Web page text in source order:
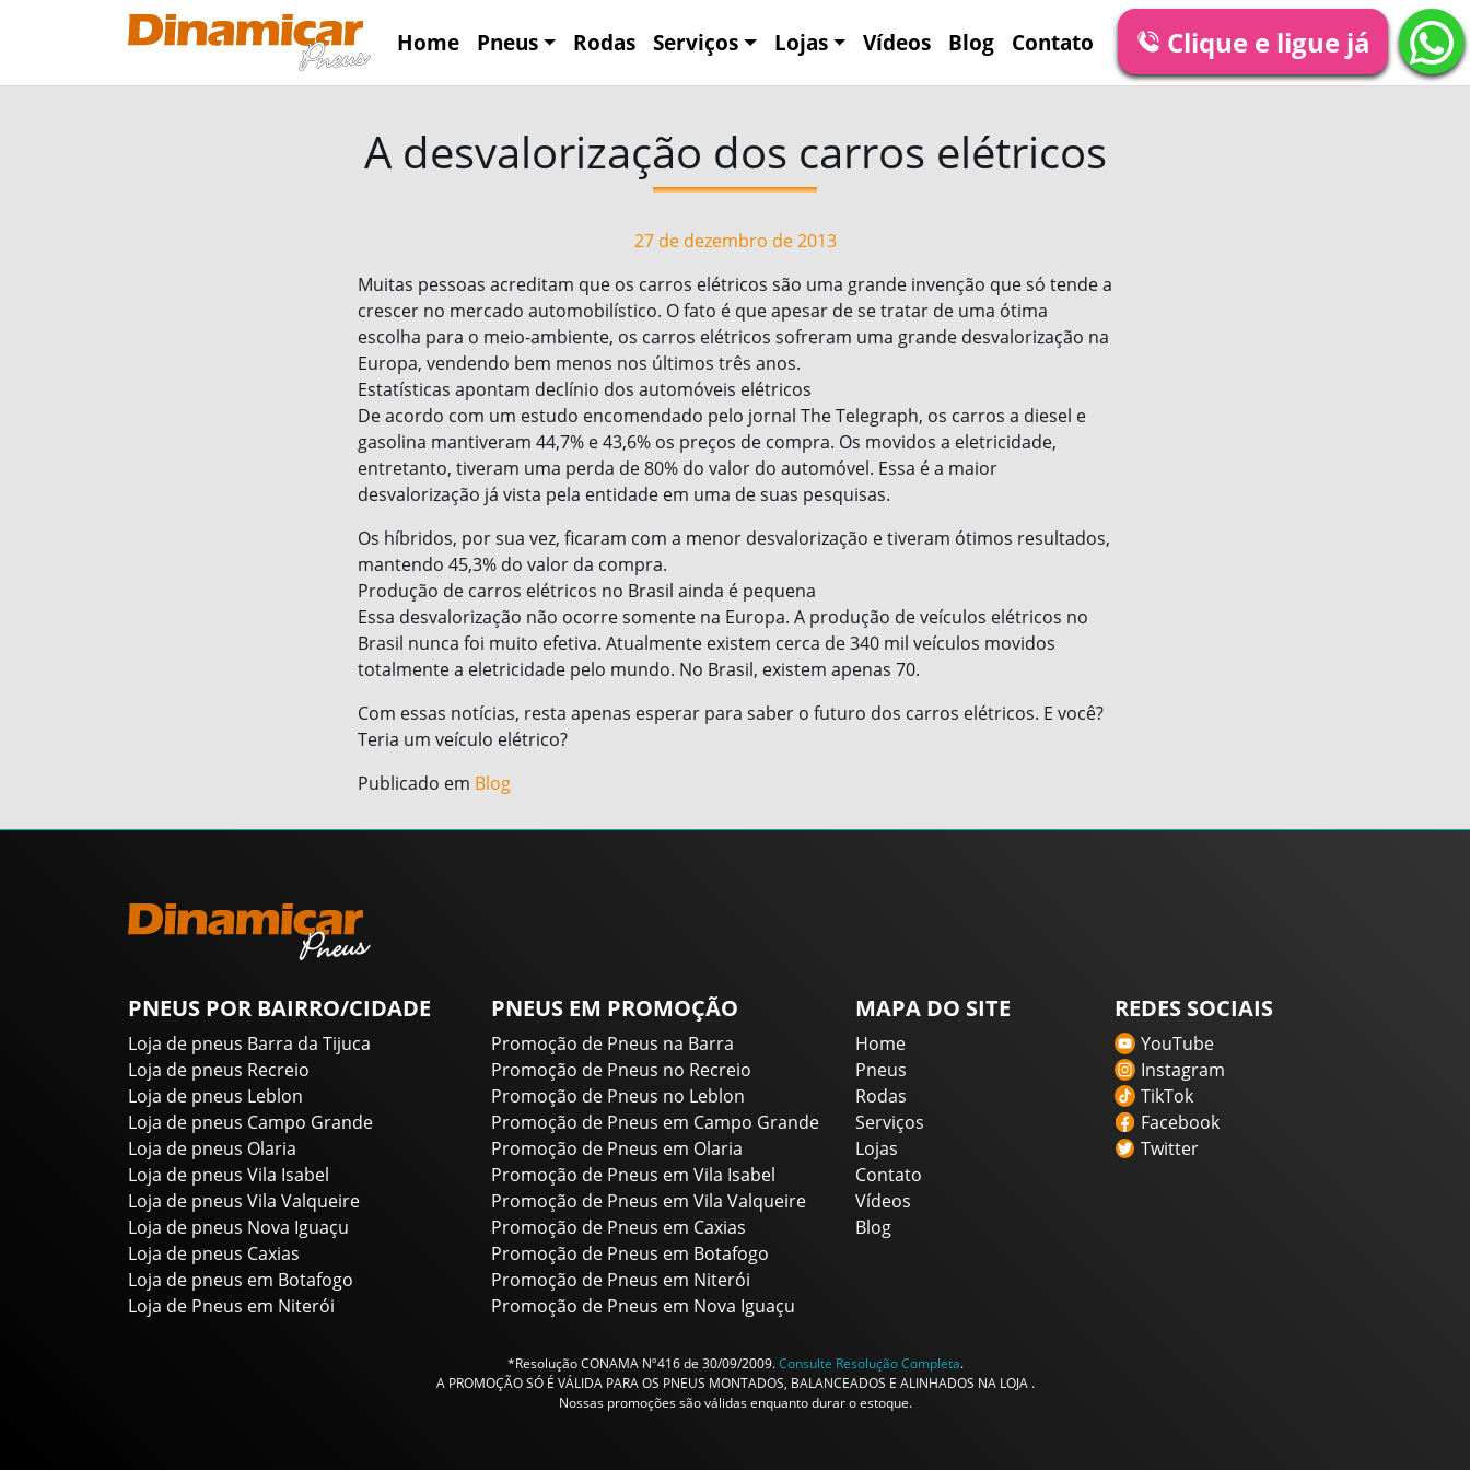
Home Pneus Rodas Serviços Lojas Vídeos Blog Contato Clique e ligue já
A desvalorização dos carros elétricos
27 de dezembro de 2013
Muitas pessoas acreditam que os carros elétricos são uma grande invenção que só tende a
crescer no mercado automobilístico. O fato é que apesar de se tratar de uma ótima
escolha para o meio-ambiente, os carros elétricos sofreram uma grande desvalorização na
Europa, vendendo bem menos nos últimos três anos.
Estatísticas apontam declínio dos automóveis elétricos
De acordo com um estudo encomendado pelo jornal The Telegraph, os carros a diesel e
gasolina mantiveram 44,7% e 43,6% os preços de compra. Os movidos a eletricidade,
entretanto, tiveram uma perda de 80% do valor do automóvel. Essa é a maior
desvalorização já vista pela entidade em uma de suas pesquisas.
Os híbridos, por sua vez, ficaram com a menor desvalorização e tiveram ótimos resultados,
mantendo 45,3% do valor da compra.
Produção de carros elétricos no Brasil ainda é pequena
Essa desvalorização não ocorre somente na Europa. A produção de veículos elétricos no
Brasil nunca foi muito efetiva. Atualmente existem cerca de 340 mil veículos movidos
totalmente a eletricidade pelo mundo. No Brasil, existem apenas 70.
Com essas notícias, resta apenas esperar para saber o futuro dos carros elétricos. E você?
Teria um veículo elétrico?
Publicado em Blog
PNEUS POR BAIRRO/CIDADE
Loja de pneus Barra da Tijuca
Loja de pneus Recreio
Loja de pneus Leblon
Loja de pneus Campo Grande
Loja de pneus Olaria
Loja de pneus Vila Isabel
Loja de pneus Vila Valqueire
Loja de pneus Nova Iguaçu
Loja de pneus Caxias
Loja de pneus em Botafogo
Loja de Pneus em Niterói
PNEUS EM PROMOÇÃO
Promoção de Pneus na Barra
Promoção de Pneus no Recreio
Promoção de Pneus no Leblon
Promoção de Pneus em Campo Grande
Promoção de Pneus em Olaria
Promoção de Pneus em Vila Isabel
Promoção de Pneus em Vila Valqueire
Promoção de Pneus em Caxias
Promoção de Pneus em Botafogo
Promoção de Pneus em Niterói
Promoção de Pneus em Nova Iguaçu
MAPA DO SITE
Home
Pneus
Rodas
Serviços
Lojas
Contato
Vídeos
Blog
REDES SOCIAIS
YouTube
Instagram
TikTok
Facebook
Twitter
*Resolução CONAMA Nº416 de 30/09/2009.Consulte Resolução Completa.
A PROMOÇÃO SÓ É VÁLIDA PARA OS PNEUS MONTADOS, BALANCEADOS E ALINHADOS NA LOJA .
Nossas promoções são válidas enquanto durar o estoque.